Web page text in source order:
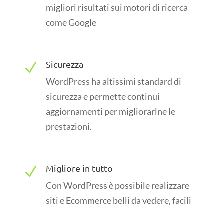
migliori risultati sui motori di ricerca
come Google
N Sicurezza
WordPress ha altissimi standard di
sicurezza e permette continui
aggiornamenti per migliorarlne le
prestazioni.
N Migliore in tutto
Con WordPress è possibile realizzare
siti e Ecommerce belli da vedere, facili